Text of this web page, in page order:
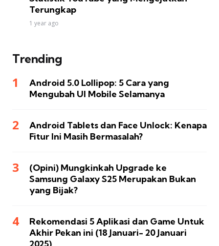
Terungkap
1 year ago
Trending
Android 5.0 Lollipop: 5 Cara yang
Mengubah UI Mobile Selamanya
Android Tablets dan Face Unlock: Kenapa
Fitur Ini Masih Bermasalah?
(Opini) Mungkinkah Upgrade ke
Samsung Galaxy S25 Merupakan Bukan
yang Bijak?
Rekomendasi 5 Aplikasi dan Game Untuk
Akhir Pekan ini (18 Januari- 20 Januari